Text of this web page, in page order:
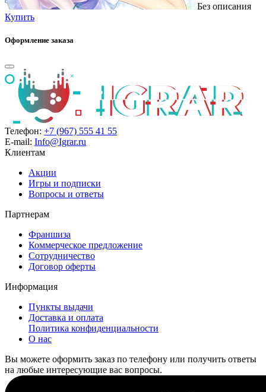
Без описания
Купить
Оформление заказа
Телефон: +7 (967) 555 41 55
E-mail: Info@Igrar.ru
Клиентам
Акции
Игры и подписки
Вопросы и ответы
Партнерам
Франшиза
Коммерческое предложение
Сотрудничество
Договор оферты
Информация
Пункты выдачи
Доставка и оплата
Политика конфиденциальности
О нас
Вы можете оформить заказ по телефону или получить ответы
на любые интересующие вас вопросы.